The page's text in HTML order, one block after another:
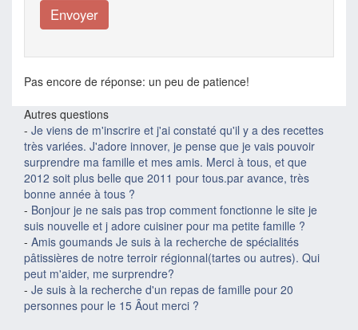
Pas encore de réponse: un peu de patience!
Autres questions
- Je viens de m'inscrire et j'ai constaté qu'il y a des recettes
très variées. J'adore innover, je pense que je vais pouvoir
surprendre ma famille et mes amis. Merci à tous, et que
2012 soit plus belle que 2011 pour tous.par avance, très
bonne année à tous ?
- Bonjour je ne sais pas trop comment fonctionne le site je
suis nouvelle et j adore cuisiner pour ma petite famille ?
- Amis goumands Je suis à la recherche de spécialités
pâtissières de notre terroir régionnal(tartes ou autres). Qui
peut m'aider, me surprendre?
- Je suis à la recherche d'un repas de famille pour 20
personnes pour le 15 Âout merci ?